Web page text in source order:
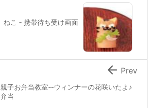
ねこ - 携帯待ち受け画面
親子お弁当教室--ウィンナーの花咲いたよ♪
弁当
 Prev